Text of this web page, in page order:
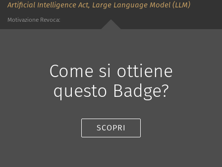
Artificial Intelligence Act, Large Language Model (LLM)
Motivazione Revoca:
Come si ottiene
questo Badge?
SCOPRI